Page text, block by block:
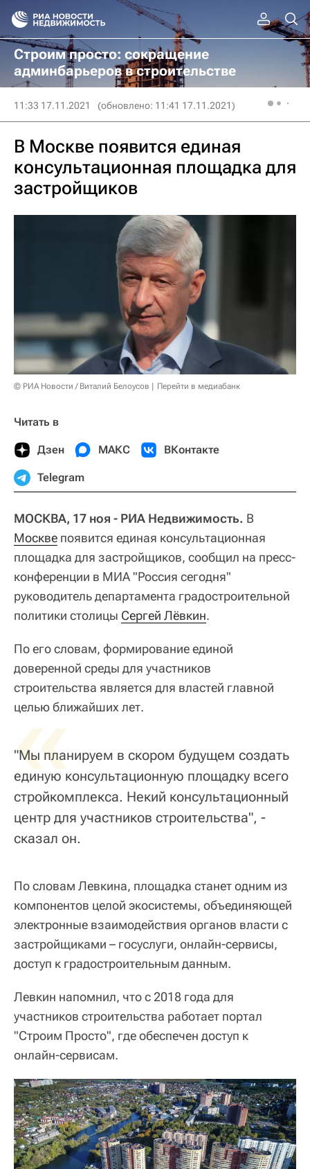
Строим просто: сокращение
админбарьеров в строительстве
11:33 17.11.2021 (обновлено: 11:41 17.11.2021)
В Москве появится единая
консультационная площадка для
застройщиков
© РИА Новости / Виталий Белоусов Перейти в медиабанк
Читать в
Дзен МАКС ВКонтакте
Telegram
МОСКВА, 17 ноя - РИА Недвижимость. В
Москве появится единая консультационная
площадка для застройщиков, сообщил на пресс-
конференции в МИА "Россия сегодня"
руководитель департамента градостроительной
политики столицы Сергей Лёвкин.
По его словам, формирование единой
доверенной среды для участников
строительства является для властей главной
целью ближайших лет.
«
"Мы планируем в скором будущем создать
единую консультационную площадку всего
стройкомплекса. Некий консультационный
центр для участников строительства", -
сказал он.
По словам Левкина, площадка станет одним из
компонентов целой экосистемы, объединяющей
электронные взаимодействия органов власти с
застройщиками – госуслуги, онлайн-сервисы,
доступ к градостроительным данным.
Левкин напомнил, что с 2018 года для
участников строительства работает портал
"Строим Просто", где обеспечен доступ к
онлайн-сервисам.